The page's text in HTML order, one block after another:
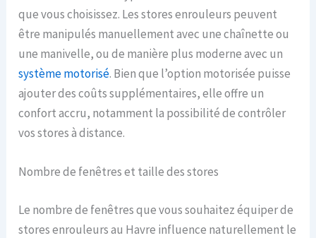
que vous choisissez. Les stores enrouleurs peuvent
être manipulés manuellement avec une chaînette ou
une manivelle, ou de manière plus moderne avec un
système motorisé. Bien que l’option motorisée puisse
ajouter des coûts supplémentaires, elle offre un
confort accru, notamment la possibilité de contrôler
vos stores à distance.
Nombre de fenêtres et taille des stores
Le nombre de fenêtres que vous souhaitez équiper de
stores enrouleurs au Havre influence naturellement le